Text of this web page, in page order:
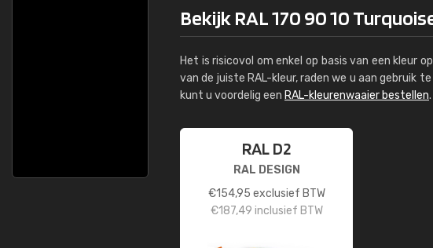
Bekijk RAL 170 90 10
Het is risicovol om enkel op basis van een kleur
van de juiste RAL-kleur, raden we u aan gebruik
kunt u voordelig een RAL-kleurenwaaier bestellen.
RAL D2
RAL DESIGN
€154,95 exclusief BTW
€187,49 inclusief BTW